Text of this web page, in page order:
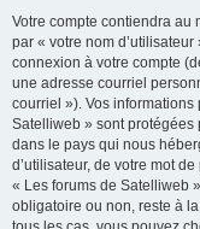
Votre compte contiendra
par « votre nom
connexion à votre compte
une adresse courriel
courriel »). Vos informations
Satelliweb » sont
dans le pays qui nous
d’utilisateur, de votre mot
« Les forums de Satelliweb
obligatoire ou non, reste à